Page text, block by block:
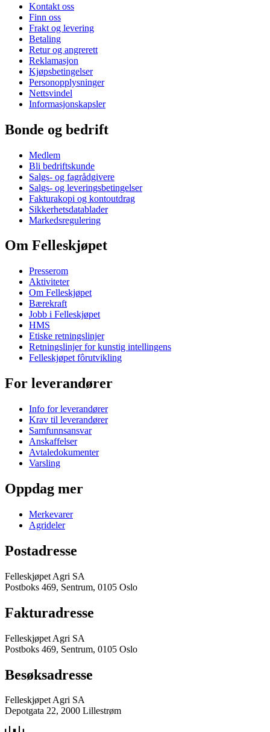
Kontakt oss
Finn oss
Frakt og levering
Betaling
Retur og angrerett
Reklamasjon
Kjøpsbetingelser
Personopplysninger
Nettsvindel
Informasjonskapsler
Bonde og bedrift
Medlem
Bli bedriftskunde
Salgs- og fagrådgivere
Salgs- og leveringsbetingelser
Fakturakopi og kontoutdrag
Sikkerhetsdatablader
Markedsregulering
Om Felleskjøpet
Presserom
Aktiviteter
Om Felleskjøpet
Bærekraft
Jobb i Felleskjøpet
HMS
Etiske retningslinjer
Retningslinjer for kunstig intellingens
Felleskjøpet fôrutvikling
For leverandører
Info for leverandører
Krav til leverandører
Samfunnsansvar
Anskaffelser
Avtaledokumenter
Varsling
Oppdag mer
Merkevarer
Agrideler
Postadresse
Felleskjøpet Agri SA
Postboks 469, Sentrum, 0105 Oslo
Fakturadresse
Felleskjøpet Agri SA
Postboks 469, Sentrum, 0105 Oslo
Besøksadresse
Felleskjøpet Agri SA
Depotgata 22, 2000 Lillestrøm